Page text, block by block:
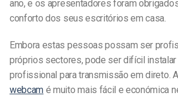
ano, e os apresentadores foram
conforto dos seus escritórios em casa.
Embora estas pessoas possam ser
próprios sectores, pode ser difícil instalar
profissional para transmissão em direto.
webcam é muito mais fácil e económica